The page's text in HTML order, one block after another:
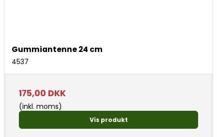
Gummiantenne 24 cm
4537
175,00 DKK
(inkl. moms)
Vis produkt